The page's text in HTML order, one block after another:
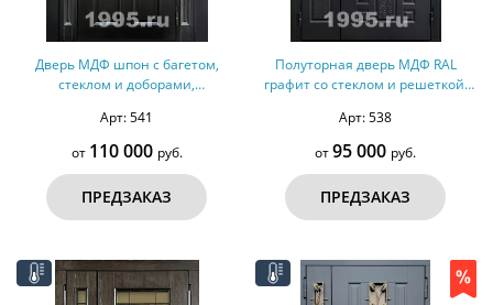
Дверь МДФ шпон с багетом,
стеклом и доборами,
Арт: 541
от 110 000 руб.
ПРЕДЗАКАЗ
Полуторная дверь МДФ RAL
графит со стеклом и решеткой,
Арт: 538
от95 000 руб.
ПРЕДЗАКАЗ